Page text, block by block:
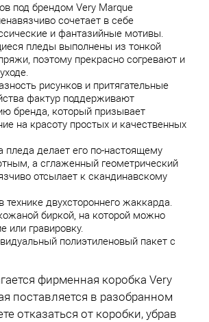
под брендом Very Marque
сочетает в себе
и фантазийные мотивы.
пледы выполнены из тонкой
поэтому прекрасно согревают и
рисунков и притягательные
фактур поддерживают
бренда, который призывает
на красоту простых и качественных
пледа делает его по-настоящему
а сглаженный геометрический
отсылает к скандинавскому
двухстороннего жаккарда.
биркой, на которой можно
или гравировку.
полиэтиленовый пакет с
фирменная коробка Very
поставляется в разобранном
отказаться от коробки, убрав